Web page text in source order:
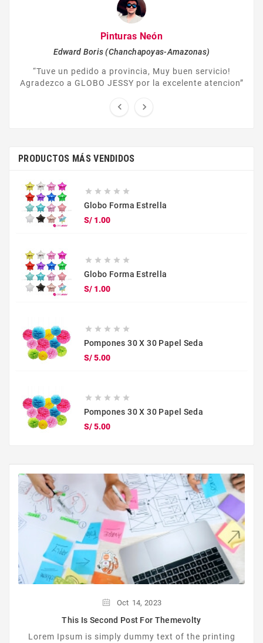
Pinturas Neón
Edward Boris (Chanchapoyas-Amazonas)
“Tuve un pedido a provincia, Muy buen servicio!
Agradezco a GLOBO JESSY por la excelente atencion”
 
PRODUCTOS MÁS VENDIDOS
    
Globo Forma Estrella
S/ 1.00Precio
    
Globo Forma Estrella
S/ 1.00Precio
    
Pompones 30 X 30 Papel Seda
S/ 5.00Precio
    
Pompones 30 X 30 Papel Seda
S/ 5.00Precio
Oct 14, 2023
This Is Second Post For Themevolty
Lorem Ipsum is simply dummy text of the printing